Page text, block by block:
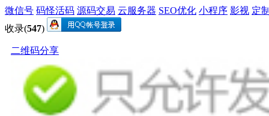
微信号 码怪活码 源码交易 云服务器 SEO优化 小程序 影视 定
收录(547)
二维码分享